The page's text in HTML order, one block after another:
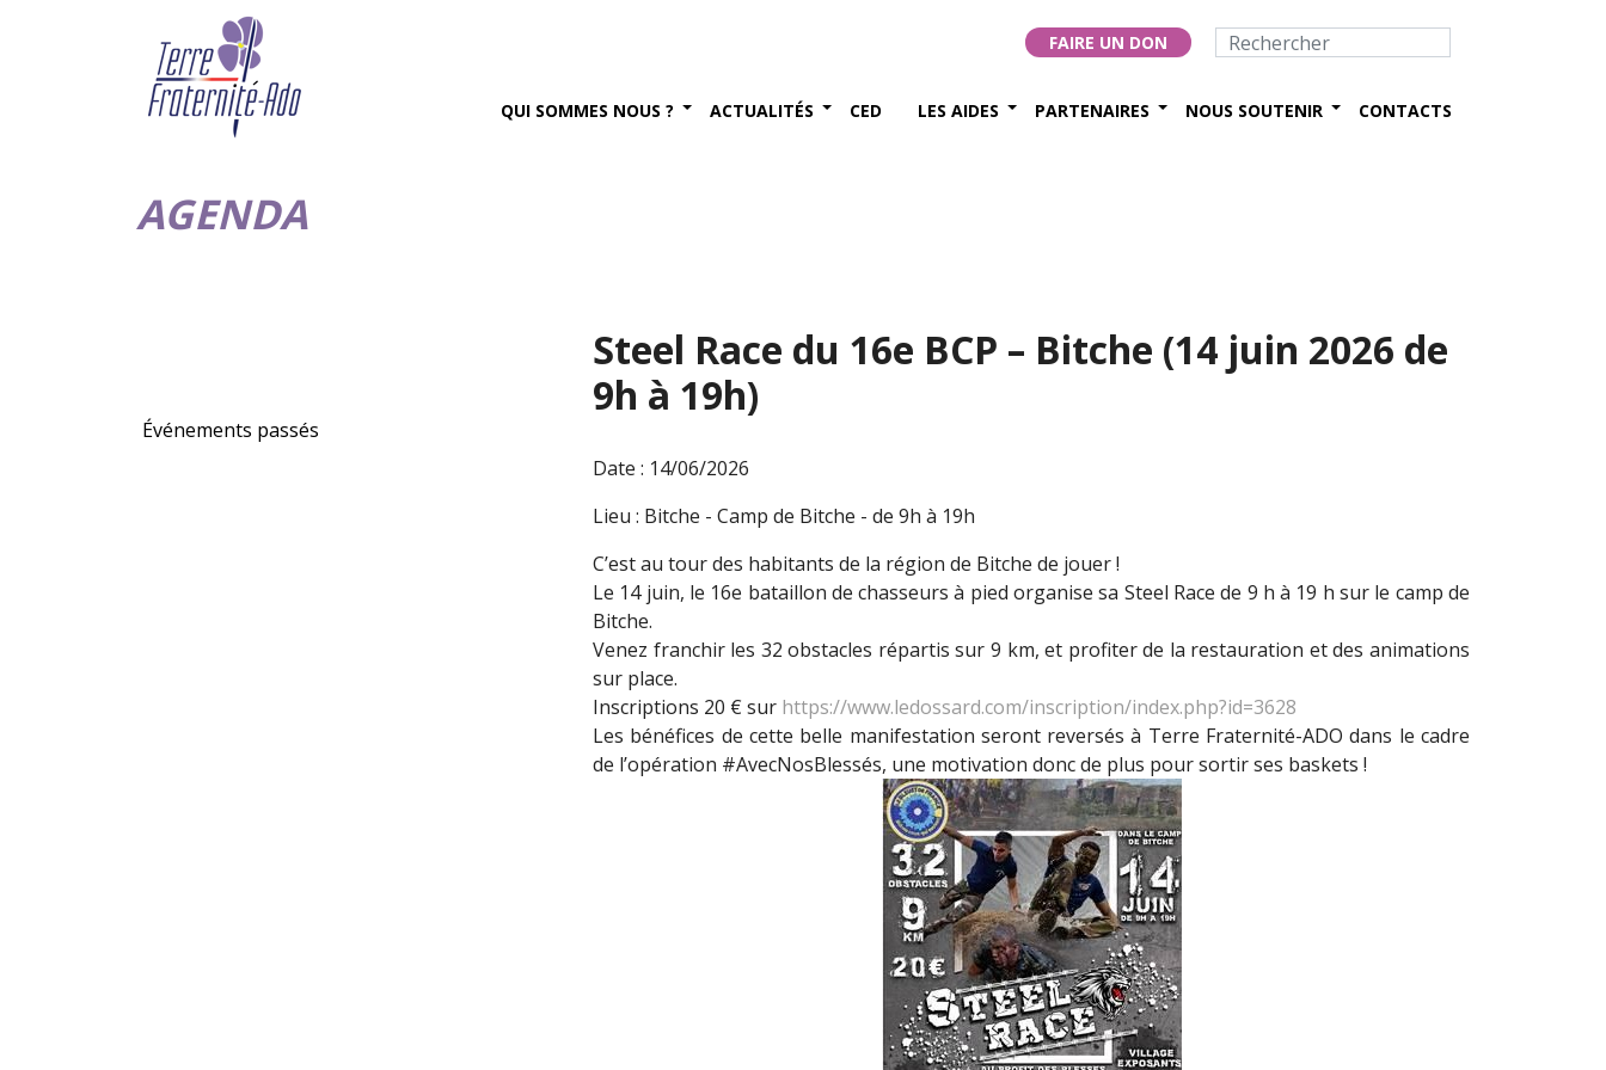
FAIRE UN DON
QUI SOMMES NOUS ? ACTUALITÉS CED LES AIDES PARTENAIRES NOUS SOUTENIR CONTACTS
AGENDA
Événements passés
Steel Race du 16e BCP – Bitche (14 juin 2026 de
9h à 19h)
Date : 14/06/2026
Lieu : Bitche - Camp de Bitche - de 9h à 19h
C’est au tour des habitants de la région de Bitche de jouer !
Le 14 juin, le 16e bataillon de chasseurs à pied organise sa Steel Race de 9 h à 19 h sur le camp de
Bitche.
Venez franchir les 32 obstacles répartis sur 9 km, et profiter de la restauration et des animations
sur place.
Inscriptions 20 € sur https://www.ledossard.com/inscription/index.php?id=3628
Les bénéfices de cette belle manifestation seront reversés à Terre Fraternité-ADO dans le cadre
de l’opération #AvecNosBlessés, une motivation donc de plus pour sortir ses baskets !